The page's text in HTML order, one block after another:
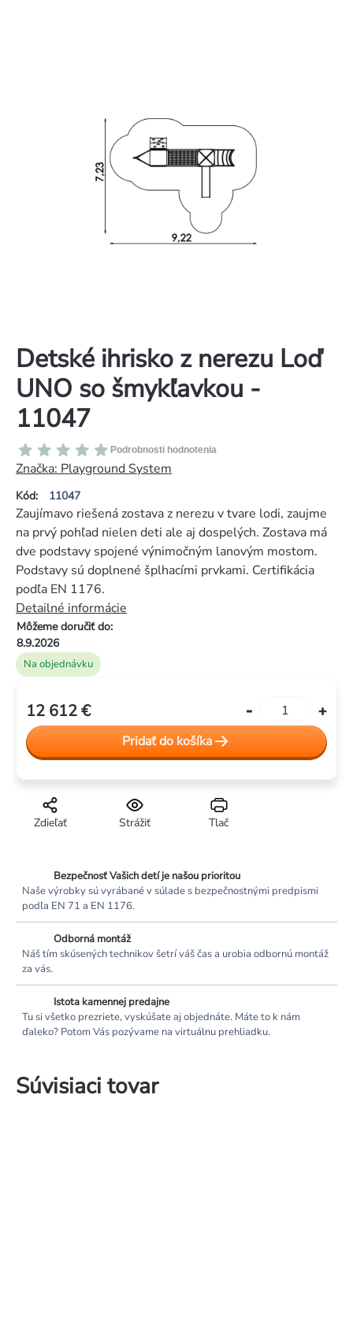
Detské ihrisko z nerezu Loď
UNO so šmykľavkou -
11047
Kód: 11047
Priemerné
hodnotenie
produktu
je
5
hviezdičiek.
Podrobnosti hodnotenia
Značka: Playground System
Na objednávku
Môžeme doručiť do:
8.9.2026
Zaujímavo riešená zostava z nerezu v tvare lodi, zaujme
na prvý pohľad nielen deti ale aj dospelých. Zostava má
dve podstavy spojené výnimočným lanovým mostom.
Podstavy sú doplnené šplhacími prvkami. Certifikácia
podľa EN 1176.
Detailné informácie
Tlač
Strážiť
Zdieľať
12 612 €
cena:Pridať do košíka
Bezpečnosť Vašich detí je našou prioritou
Naše výrobky sú vyrábané v súlade s bezpečnostnými predpismi
podľa EN 71 a EN 1176.
Odborná montáž
Náš tím skúsených technikov šetrí váš čas a urobia odbornú montáž
za vás.
Istota kamennej predajne
Tu si všetko prezriete, vyskúšate aj objednáte. Máte to k nám
ďaleko? Potom Vás pozývame na virtuálnu prehliadku.
Súvisiaci tovar